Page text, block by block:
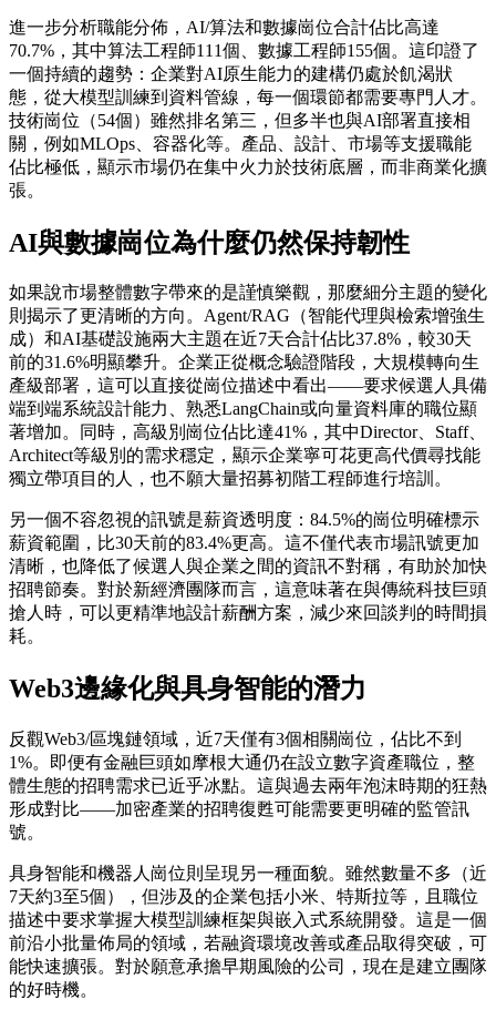
進一步分析職能分佈，AI/算法和數據崗位合計佔比高達
70.7%，其中算法工程師111個、數據工程師155個。這印證了
一個持續的趨勢：企業對AI原生能力的建構仍處於飢渴狀
態，從大模型訓練到資料管線，每一個環節都需要專門人才。
技術崗位（54個）雖然排名第三，但多半也與AI部署直接相
關，例如MLOps、容器化等。產品、設計、市場等支援職能
佔比極低，顯示市場仍在集中火力於技術底層，而非商業化擴
張。
AI與數據崗位為什麼仍然保持韌性
如果說市場整體數字帶來的是謹慎樂觀，那麼細分主題的變化
則揭示了更清晰的方向。Agent/RAG（智能代理與檢索增強生
成）和AI基礎設施兩大主題在近7天合計佔比37.8%，較30天
前的31.6%明顯攀升。企業正從概念驗證階段，大規模轉向生
產級部署，這可以直接從崗位描述中看出——要求候選人具備
端到端系統設計能力、熟悉LangChain或向量資料庫的職位顯
著增加。同時，高級別崗位佔比達41%，其中Director、Staff、
Architect等級別的需求穩定，顯示企業寧可花更高代價尋找能
獨立帶項目的人，也不願大量招募初階工程師進行培訓。
另一個不容忽視的訊號是薪資透明度：84.5%的崗位明確標示
薪資範圍，比30天前的83.4%更高。這不僅代表市場訊號更加
清晰，也降低了候選人與企業之間的資訊不對稱，有助於加快
招聘節奏。對於新經濟團隊而言，這意味著在與傳統科技巨頭
搶人時，可以更精準地設計薪酬方案，減少來回談判的時間損
耗。
Web3邊緣化與具身智能的潛力
反觀Web3/區塊鏈領域，近7天僅有3個相關崗位，佔比不到
1%。即便有金融巨頭如摩根大通仍在設立數字資產職位，整
體生態的招聘需求已近乎冰點。這與過去兩年泡沫時期的狂熱
形成對比——加密產業的招聘復甦可能需要更明確的監管訊
號。
具身智能和機器人崗位則呈現另一種面貌。雖然數量不多（近
7天約3至5個），但涉及的企業包括小米、特斯拉等，且職位
描述中要求掌握大模型訓練框架與嵌入式系統開發。這是一個
前沿小批量佈局的領域，若融資環境改善或產品取得突破，可
能快速擴張。對於願意承擔早期風險的公司，現在是建立團隊
的好時機。